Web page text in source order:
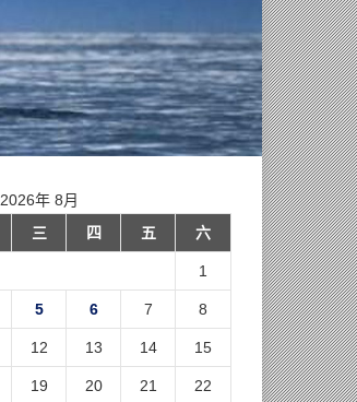
2026年 8月
三 四 五 六
1
5 6 7 8
12 13 14 15
19 20 21 22